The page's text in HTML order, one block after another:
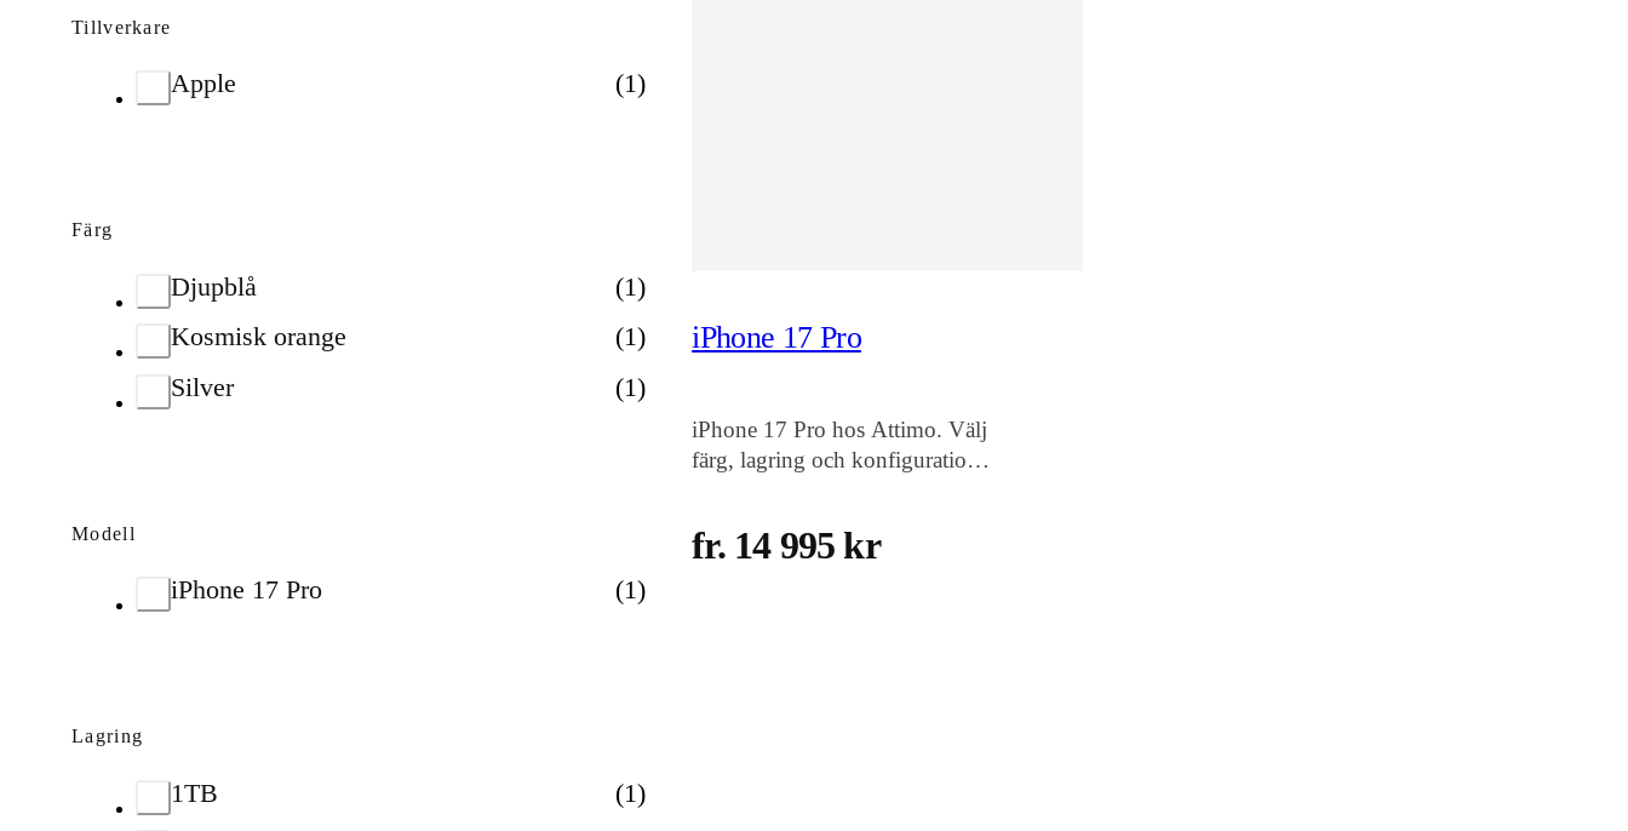
Tillverkare
Apple (1)
Färg
Djupblå (1)
Kosmisk orange
(1)
Silver
(1)
Modell
iPhone 17 Pro (1)
Lagring
1TB (1)
iPhone 17 Pro
iPhone 17 Pro hos Attimo. Välj
färg, lagring och konfiguration
fr. 14 995 kr